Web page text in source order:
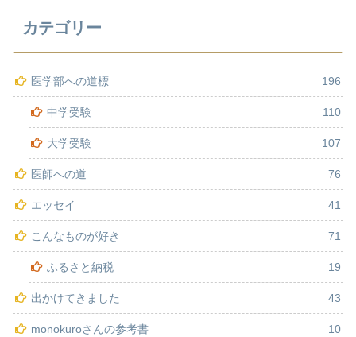
カテゴリー
医学部への道標 196
中学受験 110
大学受験 107
医師への道 76
エッセイ 41
こんなものが好き 71
ふるさと納税 19
出かけてきました 43
monokuroさんの参考書 10